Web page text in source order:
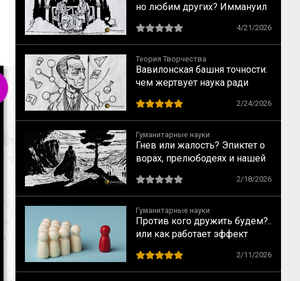
но любим других? Иммануил
возвышенного и прекрасного
4/21/2026
Теория Творчества
Вавилонская башня точности:
чем жертвует наука ради
2/24/2026
Гуманитарные науки
Гнев или жалость? Эпиктет о
ворах, прелюбодеях и нашей
2/18/2026
Гуманитарные науки
Против кого дружить будем?..
или как работает эффект
2/11/2026